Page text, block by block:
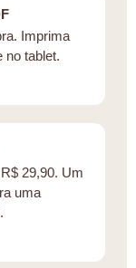
Imprima
no tablet.
29,90. Um
uma